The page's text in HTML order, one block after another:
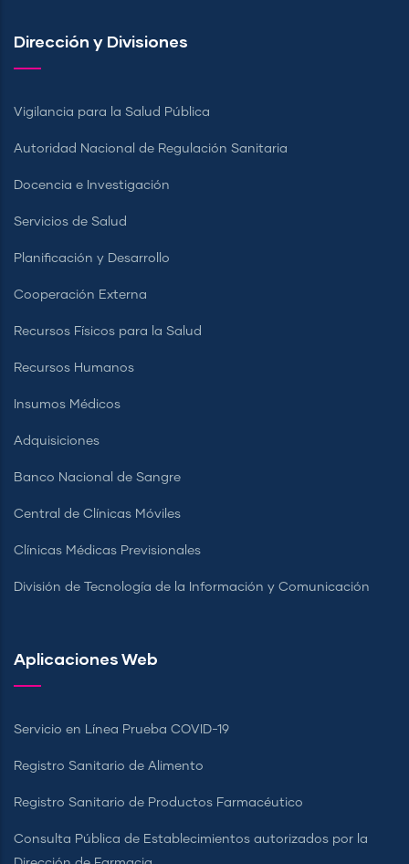
Dirección y Divisiones
Vigilancia para la Salud Pública
Autoridad Nacional de Regulación Sanitaria
Docencia e Investigación
Servicios de Salud
Planificación y Desarrollo
Cooperación Externa
Recursos Físicos para la Salud
Recursos Humanos
Insumos Médicos
Adquisiciones
Banco Nacional de Sangre
Central de Clínicas Móviles
Clínicas Médicas Previsionales
División de Tecnología de la Información y Comunicación
Aplicaciones Web
Servicio en Línea Prueba COVID-19
Registro Sanitario de Alimento
Registro Sanitario de Productos Farmacéutico
Consulta Pública de Establecimientos autorizados por la